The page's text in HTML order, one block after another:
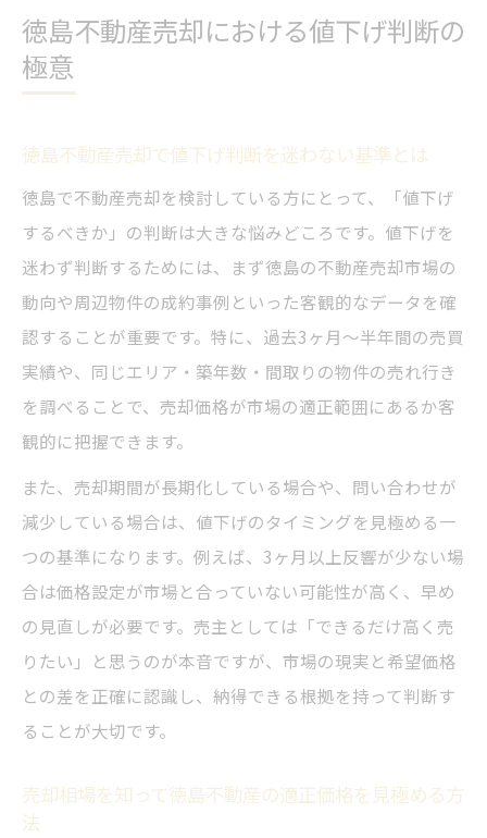
グと理由
中古住宅の売却時に値下げを選ぶ判断ポイ
に進めるコツ
価格交渉を有利に進めるための徳島流ポイント
徳島不動産売却で価格交渉を優位に導く交
渉術
売却時に使える徳島不動産の交渉ポイント
集
売り物件の魅力を伝えて値下げ要求を抑え
る方法
るコツ
売却時の三大タブーと信頼される交渉姿勢
の違い
徳島不動産売却で最適な値下げタイミング
の見極め方
売買の実例から学ぶ値下げを決断する判断
中古住宅の売却相場と値下げ交渉の現実
徳島不動産売却における値下げ判断の
極意
徳島不動産売却で値下げ判断を迷わない基準とは
徳島で不動産売却を検討している方にとって、「値下げ
するべきか」の判断は大きな悩みどころです。値下げを
迷わず判断するためには、まず徳島の不動産売却市場の
動向や周辺物件の成約事例といった客観的なデータを確
認することが重要です。特に、過去3ヶ月～半年間の売買
実績や、同じエリア・築年数・間取りの物件の売れ行き
を調べることで、売却価格が市場の適正範囲にあるか客
観的に把握できます。
また、売却期間が長期化している場合や、問い合わせが
減少している場合は、値下げのタイミングを見極める一
つの基準になります。例えば、3ヶ月以上反響が少ない場
合は価格設定が市場と合っていない可能性が高く、早め
の見直しが必要です。売主としては「できるだけ高く売
りたい」と思うのが本音ですが、市場の現実と希望価格
との差を正確に認識し、納得できる根拠を持って判断す
ることが大切です。
売却相場を知って徳島不動産の適正価格を見極める方
法